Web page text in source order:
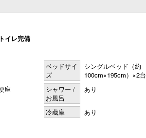
イレ完備
ベッドサイ
ズ
シングルベッド（約
100cm×195cm）×2台
座
シャワー /
お風呂
あり
冷蔵庫
あり